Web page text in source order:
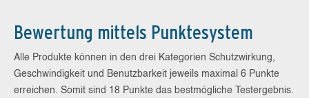
Bewertung mittels Punktesystem
Alle Produkte können in den drei Kategorien Schutzwirkung,
Geschwindigkeit und Benutzbarkeit jeweils maximal 6 Punkte
erreichen. Somit sind 18 Punkte das bestmögliche Testergebnis.